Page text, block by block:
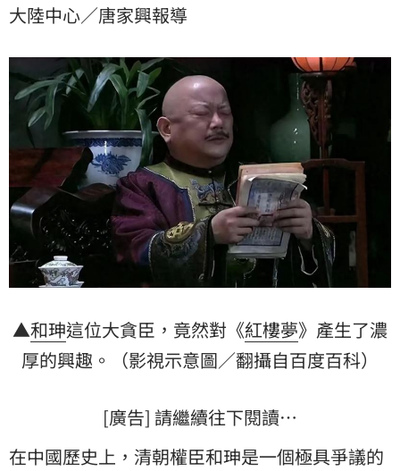
大陸中心／唐家興報導
▲和珅這位大貪臣，竟然對《紅樓夢》產生了濃
厚的興趣。（影視示意圖／翻攝自百度百科）
[廣告] 請繼續往下閱讀…
在中國歷史上，清朝權臣和珅是一個極具爭議的